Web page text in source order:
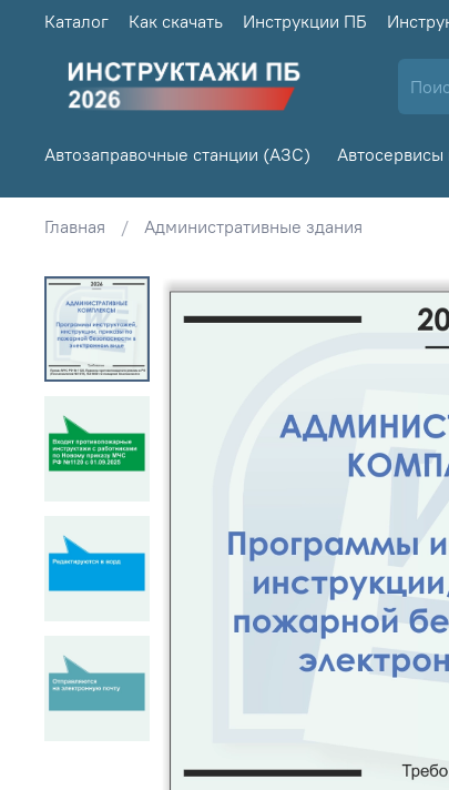
Каталог Как скачать Инструкции ПБ
Автозаправочные станции (АЗС)
Главная Административные здания